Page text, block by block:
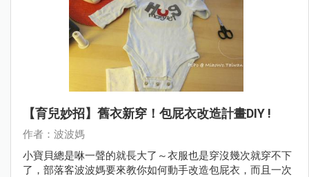
【育兒妙招】舊衣新穿！包屁衣改造計畫DIY !
作者：波波媽
小寶貝總是咻一聲的就長大了～衣服也是穿沒幾次就穿不下
了，部落客波波媽要來教你如何動手改造包屁衣，而且一次